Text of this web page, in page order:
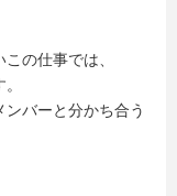
の仕事では、
バーと分かち合う